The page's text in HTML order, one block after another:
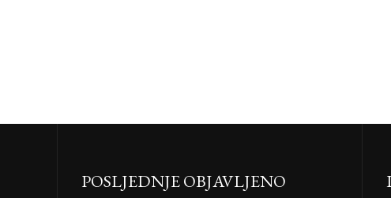
POSLJEDNJE OBJAVLJENO